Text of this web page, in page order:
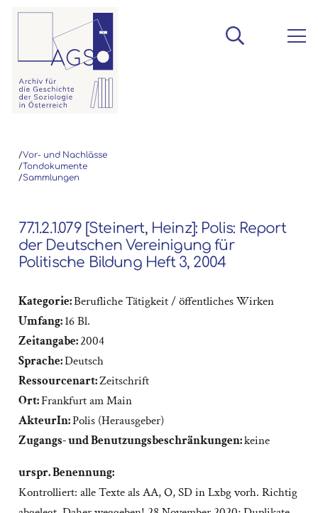
/Vor- und Nachlässe
/Tondokumente
/Sammlungen
77.1.2.1.079 [Steinert, Heinz]: Polis: Report
der Deutschen Vereinigung für
Politische Bildung Heft 3, 2004
Kategorie:Berufliche Tätigkeit / öffentliches Wirken
Umfang:16 Bl.
Zeitangabe:2004
Sprache:Deutsch
Ressourcenart:Zeitschrift
Ort:Frankfurt am Main
AkteurIn:Polis (Herausgeber)
Zugangs- und Benutzungsbeschränkungen:keine
urspr. Benennung:
Kontrolliert: alle Texte als AA, O, SD in Lxbg vorh. Richtig